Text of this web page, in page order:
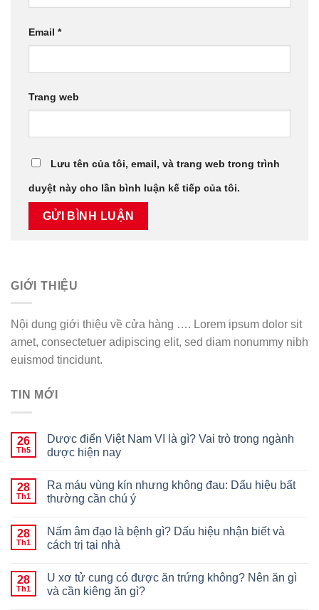
Email *
Trang web
Lưu tên của tôi, email, và trang web trong trình
duyệt này cho lần bình luận kế tiếp của tôi.
GIỚI THIỆU
Nội dung giới thiệu về cửa hàng …. Lorem ipsum dolor sit
amet, consectetuer adipiscing elit, sed diam nonummy nibh
euismod tincidunt.
TIN MỚI
26
Th5
Dược điển Việt Nam VI là gì? Vai trò trong ngành
dược hiện nay
28
Th1
Ra máu vùng kín nhưng không đau: Dấu hiệu bất
thường cần chú ý
28
Th1
Nấm âm đạo là bệnh gì? Dấu hiệu nhận biết và
cách trị tại nhà
28
Th1
U xơ tử cung có được ăn trứng không? Nên ăn gì
và cần kiêng ăn gì?